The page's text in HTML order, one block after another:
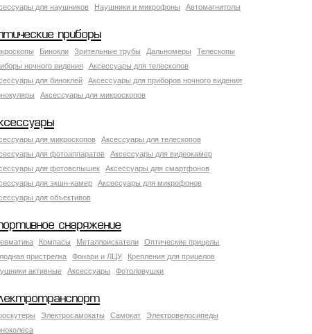
для наушников
Наушники и микрофоны Автомагнитолы
приборы
Бинокли Зрительные трубы Дальномеры
Телескопы
ночного видения
Аксессуары для телескопов
для биноклей
Аксессуары для приборов ночного видения
Аксессуары для микроскопов
для микроскопов
Аксессуары для телескопов
для фотоаппаратов
Аксессуары для видеокамер
для фотовспышек
Аксессуары для смартфонов
для экшн-камер
Аксессуары для микрофонов
для объективов
снаряжение
Компасы Металлоискатели
Оптические прицелы
пристрелка
Фонари и ЛЦУ
Крепления для прицелов
активные
Аксессуары Фотоловушки
Электросамокаты Самокат
Электровелосипеды